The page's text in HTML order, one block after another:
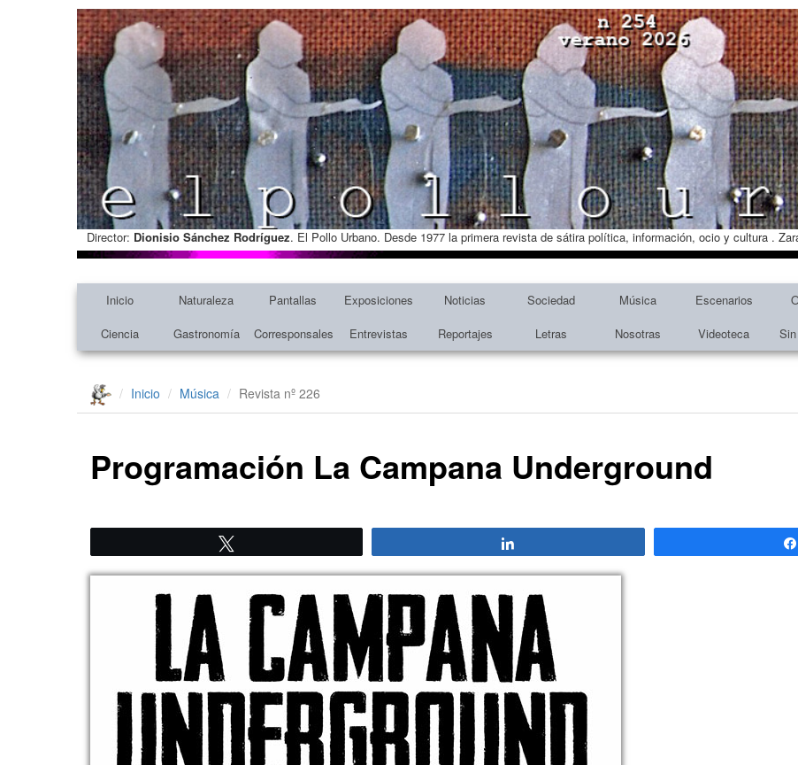
Director: Dionisio Sánchez Rodríguez. El Pollo Urbano. Desde 1977 la primera revista de sátira política, información, ocio y cultura .
Inicio Naturaleza Pantallas Exposiciones Noticias Sociedad Música Escenarios
Ciencia
Gastronomía Corresponsales Entrevistas Reportajes Letras Nosotras Videoteca
Inicio Música Revista nº 226
Programación La Campana Underground